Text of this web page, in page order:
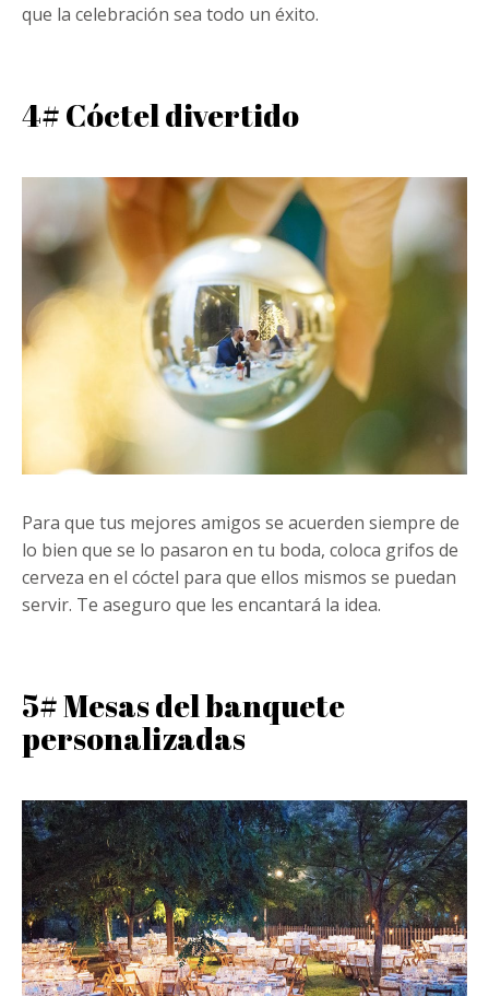
que la celebración sea todo un éxito.
4# Cóctel divertido
Para que tus mejores amigos se acuerden siempre de
lo bien que se lo pasaron en tu boda, coloca grifos de
cerveza en el cóctel para que ellos mismos se puedan
servir. Te aseguro que les encantará la idea.
5# Mesas del banquete
personalizadas